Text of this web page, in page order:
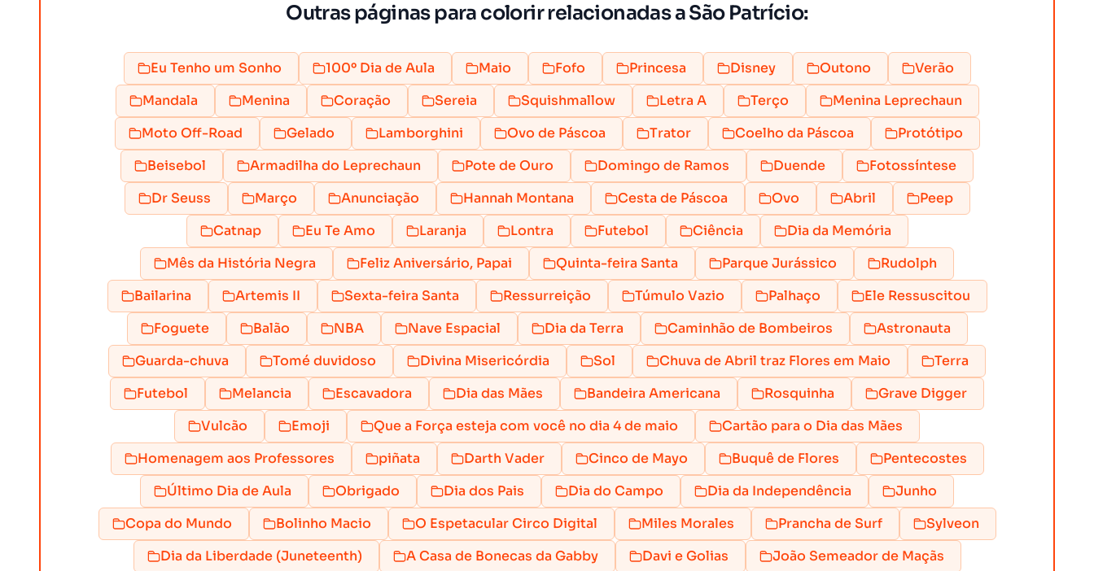
Outras páginas para colorir relacionadas a São Patrício:
Eu Tenho um Sonho 100º Dia de Aula Maio Fofo Princesa Disney Outono
Verão
Mandala
Menina Coração Sereia Squishmallow Letra A Terço
Menina Leprechaun
Moto Off-Road
Gelado Lamborghini Ovo de Páscoa Trator Coelho da Páscoa
Protótipo
Beisebol
Armadilha do Leprechaun Pote de Ouro Domingo de Ramos Duende
Fotossíntese
Dr Seuss
Março Anunciação Hannah Montana Cesta de Páscoa Ovo Abril
Peep
Catnap
Eu Te Amo Laranja Lontra Futebol Ciência
Dia da Memória
Mês da História Negra
Feliz Aniversário, Papai Quinta-feira Santa Parque Jurássico
Rudolph
Bailarina
Artemis II Sexta-feira Santa Ressurreição Túmulo Vazio Palhaço
Ele Ressuscitou
Foguete
Balão NBA Nave Espacial Dia da Terra Caminhão de Bombeiros
Astronauta
Guarda-chuva
Tomé duvidoso Divina Misericórdia Sol Chuva de Abril traz Flores em Maio
Terra
Futebol
Melancia Escavadora Dia das Mães Bandeira Americana Rosquinha
Grave Digger
Vulcão
Emoji Que a Força esteja com você no dia 4 de maio
Cartão para o Dia das Mães
Homenagem aos Professores
piñata Darth Vader Cinco de Mayo Buquê de Flores
Pentecostes
Último Dia de Aula
Obrigado Dia dos Pais Dia do Campo Dia da Independência
Junho
Copa do Mundo
Bolinho Macio O Espetacular Circo Digital Miles Morales Prancha de Surf
Sylveon
Dia da Liberdade (Juneteenth)
A Casa de Bonecas da Gabby Davi e Golias
João Semeador de Maçãs